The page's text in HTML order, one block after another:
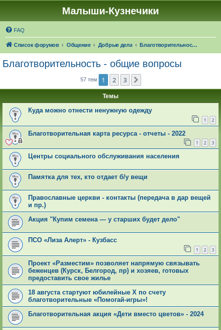
Малыши-Кузнечики
FAQ
Список форумов Общение Добрые дела Благотворительность - общие вопросы
Благотворительность - общие вопросы
57 тем 1 2 3
Темы
Куда можно отнести ненужную одежду
1 2
Благотворительная карта ресурса - отчеты - 2022
1 2 3
Центры социального обслуживания населения
Памятка для тех, кто отдает б/у вещи
Православные церкви - контакты (передача в дар вещей
и пр.)
Акция "Купим семена — у старших будет дело"
ПСО «Лиза Алерт» - Кузбасс
1 2 3
Проект «Разместим» позволяет напрямую связывать
беженцев (Курск, Белгород, пр) и хозяев, готовых
предоставить свое жилье
18 августа стартуют юбилейные X по счету
благотворительные «Помогай-игры»!
Благотворительная акция «Дети вместо цветов» - 2024